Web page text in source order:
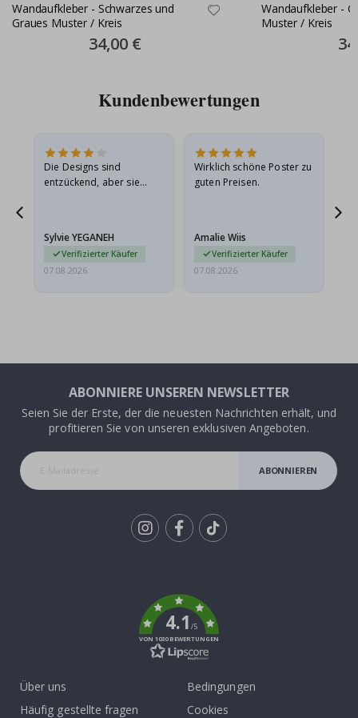
Wandaufkleber - Schwarzes und
Graues Muster / Kreis
Special
Price
34,00 €
Wandaufkleber -
Muster / Kreis
Kundenbewertungen
Die Designs sind
entzückend, aber sie
sie…
Sylvie YEGANEH
Verifizierter Käufer
07.08.2026
Wirklich schöne Poster zu
guten Preisen.
Amalie Wiis
Verifizierter Käufer
07.08.2026
ABONNIERE UNSEREN NEWSLETTER
Seien Sie der Erste, der die neuesten Nachrichten erhält, und
profitieren Sie von unseren exklusiven Angeboten.
ABONNIEREN
4.1/5
VON 1030 BEWERTUNGEN
Über uns
Häufig gestellte fragen
Bedingungen
Cookies